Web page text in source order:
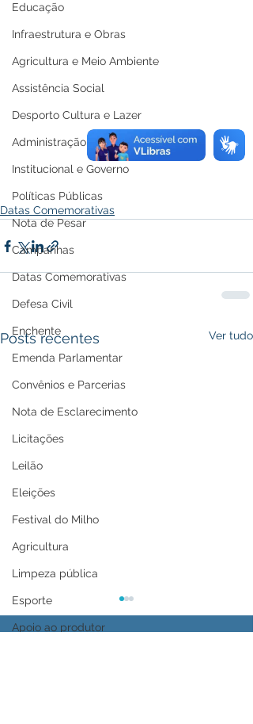
Educação
Infraestrutura e Obras
Agricultura e Meio Ambiente
Assistência Social
Desporto Cultura e Lazer
Administração e Finanças
Institucional e Governo
Políticas Públicas
Nota de Pesar
Campanhas
Datas Comemorativas
Defesa Civil
Enchente
Emenda Parlamentar
Convênios e Parcerias
Nota de Esclarecimento
Licitações
Leilão
Eleições
Festival do Milho
Agricultura
Limpeza pública
Esporte
Apoio ao produtor
Datas Comemorativas
Posts recentes Ver tudo